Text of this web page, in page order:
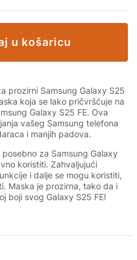
prozirni Samsung Galaxy S25
koja se lako pričvršćuje na
Galaxy S25 FE. Ova
vašeg Samsung telefona
i manjih padova.
za Samsung Galaxy
koristiti. Zahvaljujući
i dalje se mogu koristiti,
Maska je prozirna, tako da i
boji svog Galaxy S25 FE!
u košaricu